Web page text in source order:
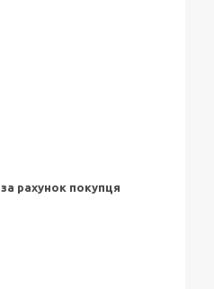
за рахунок покупця